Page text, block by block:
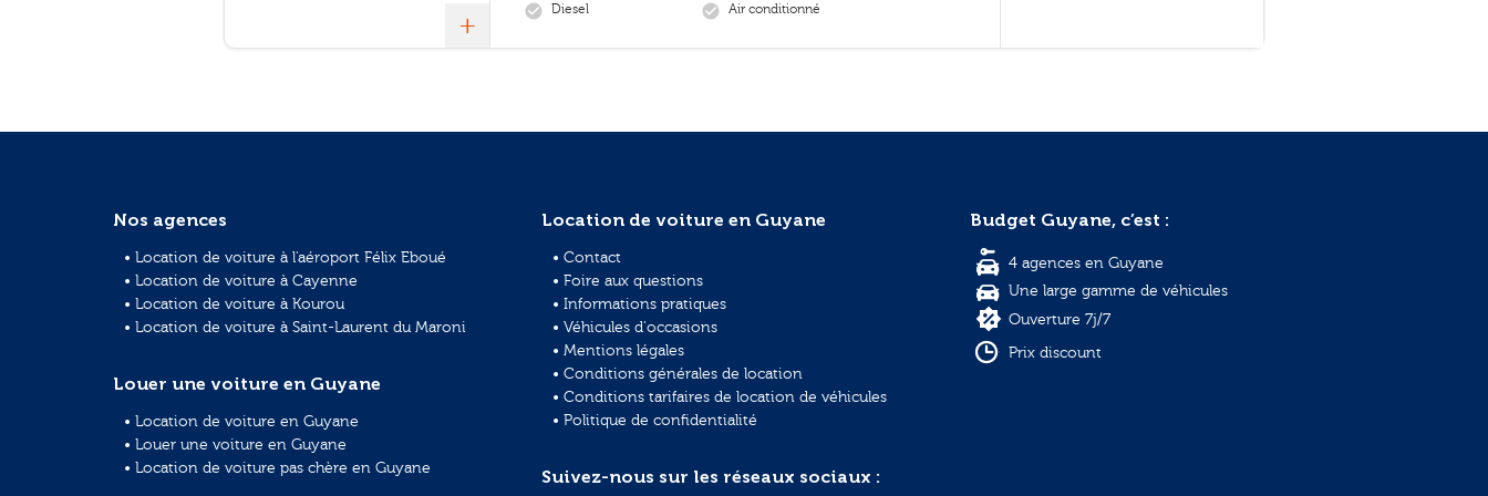
+ check_circle Diesel check_circle Air conditionné
Nos agences
• Location de voiture à l'aéroport Félix Eboué
• Location de voiture à Cayenne
• Location de voiture à Kourou
• Location de voiture à Saint-Laurent du Maroni
Louer une voiture en Guyane
• Location de voiture en Guyane
• Louer une voiture en Guyane
• Location de voiture pas chère en Guyane
Location de voiture en Guyane
• Contact
• Foire aux questions
• Informations pratiques
• Véhicules d'occasions
• Mentions légales
• Conditions générales de location
• Conditions tarifaires de location de véhicules
• Politique de confidentialité
Suivez-nous sur les réseaux sociaux :
Budget Guyane, c’est :
4 agences en Guyane
Une large gamme de véhicules
Ouverture 7j/7
Prix discount